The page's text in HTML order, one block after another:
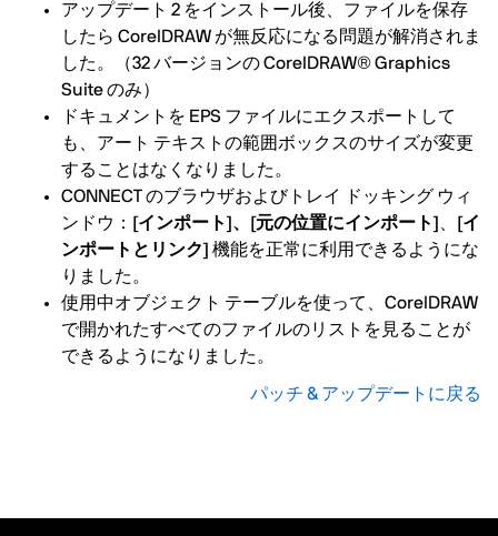
アップデート 2 をインストール後、ファイルを保存
したら CorelDRAW が無反応になる問題が解消されま
した。（32 バージョンの CorelDRAW® Graphics
Suite のみ）
ドキュメントを EPS ファイルにエクスポートして
も、アート テキストの範囲ボックスのサイズが変更
することはなくなりました。
CONNECT のブラウザおよびトレイ ドッキング ウィ
ンドウ：
[インポート]、[元の位置にインポート]
[イ
ンポートとリンク] 機能を正常に利用できるようにな
りました。
使用中オブジェクト テーブルを使って、CorelDRAW
で開かれたすべてのファイルのリストを見ることが
できるようになりました。
パッチ & アップデートに戻る